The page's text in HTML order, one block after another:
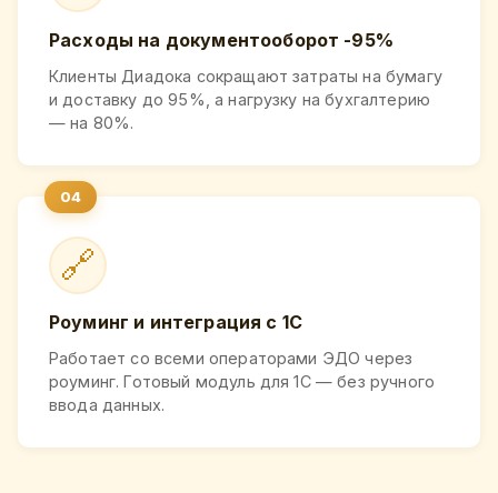
Расходы на документооборот -95%
Клиенты Диадока сокращают затраты на бумагу
и доставку до 95%, а нагрузку на бухгалтерию
— на 80%.
🔗
Роуминг и интеграция с 1С
Работает со всеми операторами ЭДО через
роуминг. Готовый модуль для 1С — без ручного
ввода данных.